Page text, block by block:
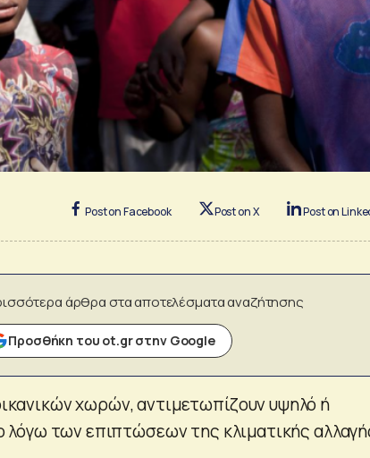
Post on Facebook Post on X Post on
άρθρα στα αποτελέσματα αναζήτησης
Προσθήκη του ot.gr στην Google
χωρών, αντιμετωπίζουν υψηλό ή
λόγω των επιπτώσεων της κλιματικής